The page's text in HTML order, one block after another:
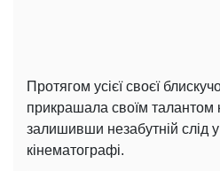
Протягом усієї своєї
прикрашала своїм талантом
залишивши незабутній слід
кінематографі.